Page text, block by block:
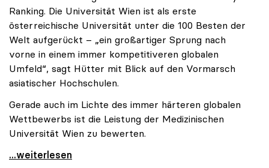
Ranking. Die Universität Wien ist als erste
österreichische Universität unter die 100 Besten der
Welt aufgerückt – „ein großartiger Sprung nach
vorne in einem immer kompetitiveren globalen
Umfeld“, sagt Hütter mit Blick auf den Vormarsch
asiatischer Hochschulen.
Gerade auch im Lichte des immer härteren globalen
Wettbewerbs ist die Leistung der Medizinischen
Universität Wien zu bewerten.
„Top-Rankingplätze heimischer Universitäten geben
...weiterlesen